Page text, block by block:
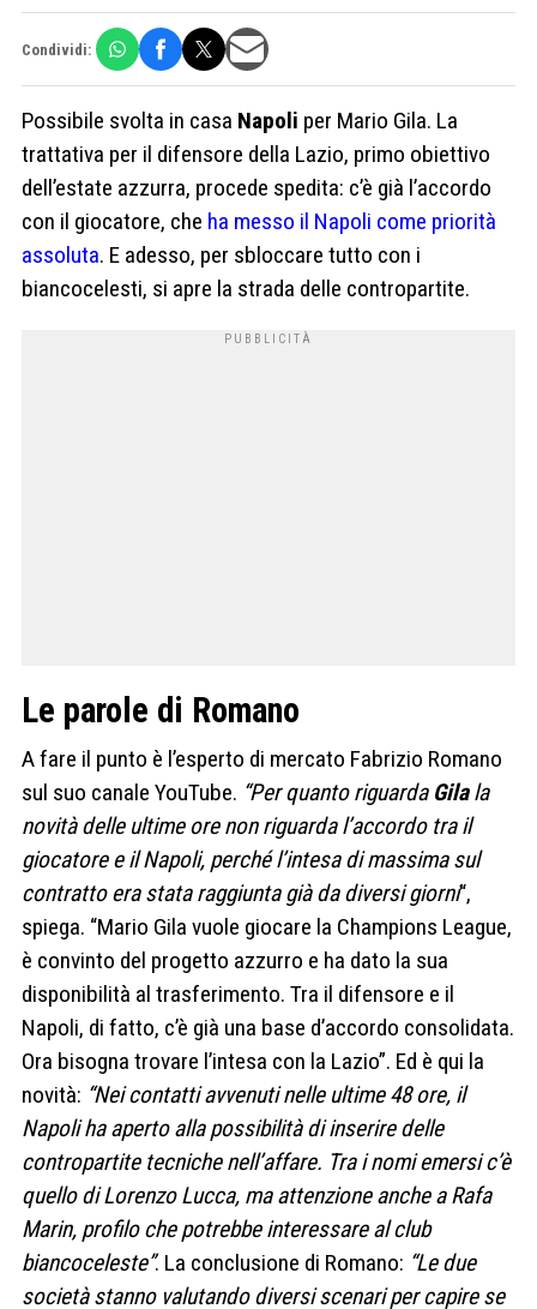
Condividi:
Possibile svolta in casa Napoli per Mario Gila. La
trattativa per il difensore della Lazio, primo obiettivo
dell’estate azzurra, procede spedita: c’è già l’accordo
con il giocatore, che ha messo il Napoli come priorità
assoluta. E adesso, per sbloccare tutto con i
biancocelesti, si apre la strada delle contropartite.
Le parole di Romano
A fare il punto è l’esperto di mercato Fabrizio Romano
sul suo canale YouTube. “Per quanto riguarda Gilala
novità delle ultime ore non riguarda l’accordo tra il
giocatore e il Napoli, perché l’intesa di massima sul
contratto era stata raggiunta già da diversi giorni“,
spiega. “Mario Gila vuole giocare la Champions League,
è convinto del progetto azzurro e ha dato la sua
disponibilità al trasferimento. Tra il difensore e il
Napoli, di fatto, c’è già una base d’accordo consolidata.
Ora bisogna trovare l’intesa con la Lazio”. Ed è qui la
novità: “Nei contatti avvenuti nelle ultime 48 ore, il
Napoli ha aperto alla possibilità di inserire delle
contropartite tecniche nell’affare. Tra i nomi emersi c’è
quello di Lorenzo Lucca, ma attenzione anche a Rafa
Marin, profilo che potrebbe interessare al club
biancoceleste”. La conclusione di Romano: “Le due
società stanno valutando diversi scenari per capire se